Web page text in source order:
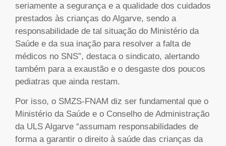
seriamente a segurança e a qualidade dos cuidados
prestados às crianças do Algarve, sendo a
responsabilidade de tal situação do Ministério da
Saúde e da sua inação para resolver a falta de
médicos no SNS”, destaca o sindicato, alertando
também para a exaustão e o desgaste dos poucos
pediatras que ainda restam.
Por isso, o SMZS-FNAM diz ser fundamental que o
Ministério da Saúde e o Conselho de Administração
da ULS Algarve “assumam responsabilidades de
forma a garantir o direito à saúde das crianças da